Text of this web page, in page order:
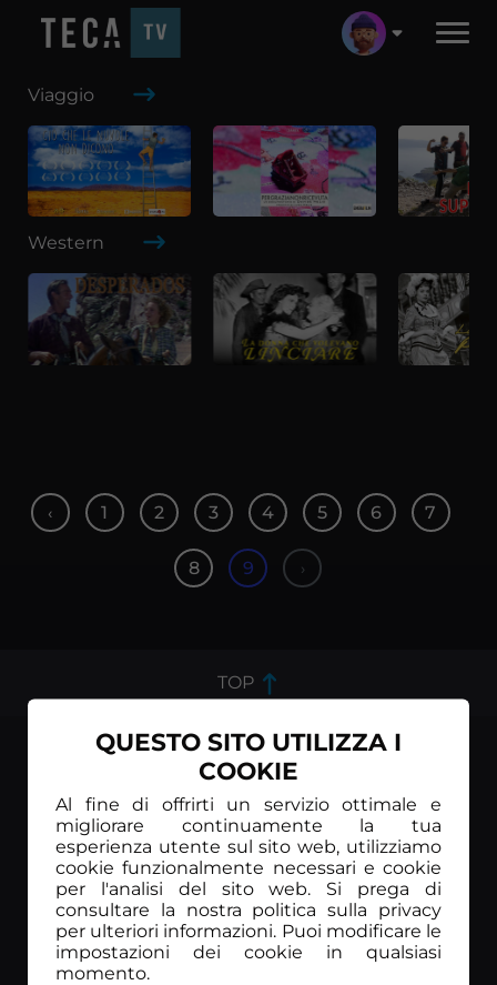
Viaggio
Western
‹ 1 2 3 4 5 6 7
8 9 ›
TOP
RUNNING TV INTERNATIONAL Srl
Via Terza Strada 2, 35129 Padova (IT)
P.IVA: IT03446450284
Info
FAQ
Servizio Clienti
QUESTO SITO UTILIZZA I
COOKIE
Al fine di offrirti un servizio ottimale e
migliorare continuamente la tua
esperienza utente sul sito web, utilizziamo
cookie funzionalmente necessari e cookie
per l'analisi del sito web. Si prega di
consultare la nostra politica sulla privacy
per ulteriori informazioni. Puoi modificare le
impostazioni dei cookie in qualsiasi
momento.